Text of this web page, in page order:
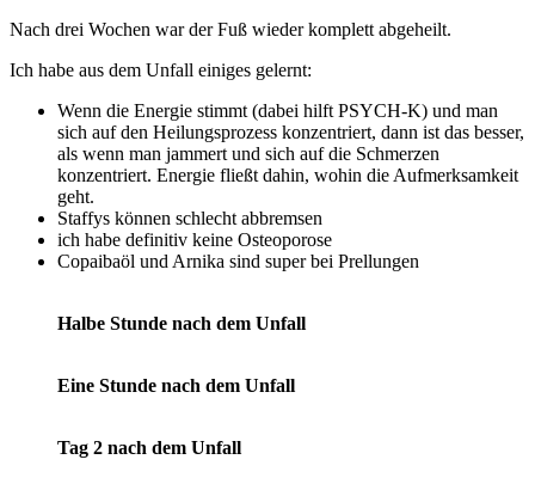
Nach drei Wochen war der Fuß wieder komplett abgeheilt.
Ich habe aus dem Unfall einiges gelernt:
Wenn die Energie stimmt (dabei hilft PSYCH-K) und man
sich auf den Heilungsprozess konzentriert, dann ist das besser,
als wenn man jammert und sich auf die Schmerzen
konzentriert. Energie fließt dahin, wohin die Aufmerksamkeit
geht.
Staffys können schlecht abbremsen
ich habe definitiv keine Osteoporose
Copaibaöl und Arnika sind super bei Prellungen
Halbe Stunde nach dem Unfall
Eine Stunde nach dem Unfall
Tag 2 nach dem Unfall